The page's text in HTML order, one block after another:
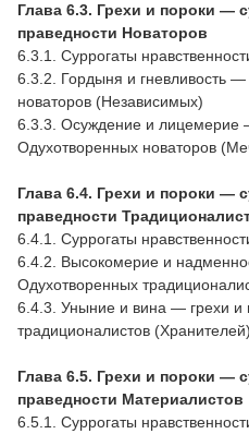
Глава 6.3. Грехи и пороки —
праведности Новаторов
6.3.1. Суррогаты
6.3.2. Гордыня и гневливость
новаторов (Независимых)
6.3.3. Осуждение и лицемерие
Одухотворенных новаторов
Глава 6.4. Грехи и пороки —
праведности
6.4.1. Суррогаты
6.4.2. Высокомерие и
Одухотворенных
6.4.3. Уныние и вина — грехи и
традиционалистов (Хранителей)
Глава 6.5. Грехи и пороки —
праведности Материалистов
6.5.1. Суррогаты